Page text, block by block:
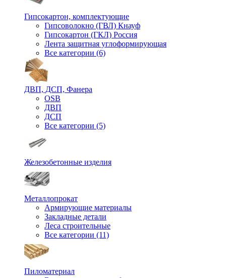
Гипсокартон, комплектующие
Гипсоволокно (ГВЛ) Кнауф
Гипсокартон (ГКЛ) Россия
Лента защитная углоформирующая
Все категории (6)
ДВП, ДСП, Фанера
OSB
ДВП
ДСП
Все категории (5)
Железобетонные изделия
Металлопрокат
Армирующие материалы
Закладные детали
Леса строительные
Все категории (11)
Пиломатериал